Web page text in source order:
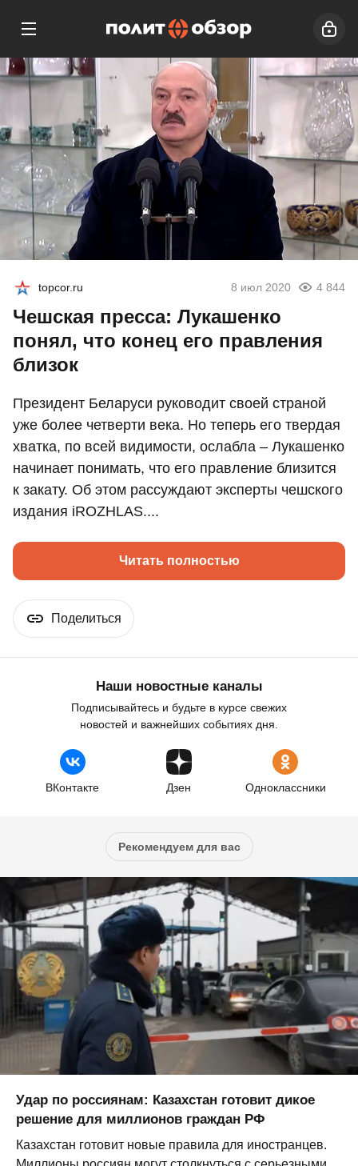
topcor.ru 8 июл 2020 4 844
Чешская пресса: Лукашенко
понял, что конец его правления
близок
Президент Беларуси руководит своей страной
уже более четверти века. Но теперь его твердая
хватка, по всей видимости, ослабла – Лукашенко
начинает понимать, что его правление близится
к закату. Об этом рассуждают эксперты чешского
издания iROZHLAS....
Читать полностью
Поделиться
Наши новостные каналы
Подписывайтесь и будьте в курсе свежих
новостей и важнейших событиях дня.
ВКонтакте Дзен Одноклассники
Рекомендуем для вас
Удар по россиянам: Казахстан готовит дикое
решение для миллионов граждан РФ
Казахстан готовит новые правила для иностранцев.